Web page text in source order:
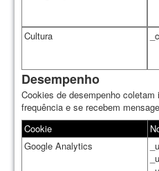
Cultura
Desempenho
Cookies de desempenho
frequência e se recebem
Cookie
Google Analytics